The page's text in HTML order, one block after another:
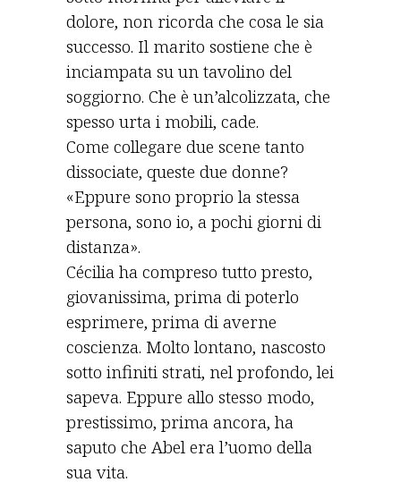
dolore, non ricorda che cosa le sia
successo. Il marito sostiene che è
inciampata su un tavolino del
soggiorno. Che è un’alcolizzata, che
spesso urta i mobili, cade.
Come collegare due scene tanto
dissociate, queste due donne?
«Eppure sono proprio la stessa
persona, sono io, a pochi giorni di
distanza».
Cécilia ha compreso tutto presto,
giovanissima, prima di poterlo
esprimere, prima di averne
coscienza. Molto lontano, nascosto
sotto infiniti strati, nel profondo, lei
sapeva. Eppure allo stesso modo,
prestissimo, prima ancora, ha
saputo che Abel era l’uomo della
sua vita.